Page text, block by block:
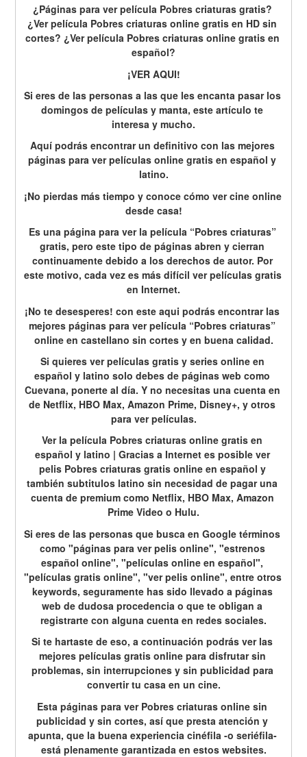
¿Páginas para ver película Pobres criaturas gratis?
¿Ver película Pobres criaturas online gratis en HD sin
cortes? ¿Ver película Pobres criaturas online gratis en
español?
¡VER AQUI!
Si eres de las personas a las que les encanta pasar los
domingos de películas y manta, este artículo te
interesa y mucho.
Aquí podrás encontrar un definitivo con las mejores
páginas para ver películas online gratis en español y
latino.
¡No pierdas más tiempo y conoce cómo ver cine online
desde casa!
Es una página para ver la película “Pobres criaturas”
gratis, pero este tipo de páginas abren y cierran
continuamente debido a los derechos de autor. Por
este motivo, cada vez es más difícil ver películas gratis
en Internet.
¡No te desesperes! con este aqui podrás encontrar las
mejores páginas para ver película “Pobres criaturas”
online en castellano sin cortes y en buena calidad.
Si quieres ver películas gratis y series online en
español y latino solo debes de páginas web como
Cuevana, ponerte al día. Y no necesitas una cuenta en
de Netflix, HBO Max, Amazon Prime, Disney+, y otros
para ver películas.
Ver la película Pobres criaturas online gratis en
español y latino | Gracias a Internet es posible ver
pelis Pobres criaturas gratis online en español y
también subtitulos latino sin necesidad de pagar una
cuenta de premium como Netflix, HBO Max, Amazon
Prime Video o Hulu.
Si eres de las personas que busca en Google términos
como "páginas para ver pelis online", "estrenos
español online", "películas online en español",
"películas gratis online", "ver pelis online", entre otros
keywords, seguramente has sido llevado a páginas
web de dudosa procedencia o que te obligan a
registrarte con alguna cuenta en redes sociales.
Si te hartaste de eso, a continuación podrás ver las
mejores películas gratis online para disfrutar sin
problemas, sin interrupciones y sin publicidad para
convertir tu casa en un cine.
Esta páginas para ver Pobres criaturas online sin
publicidad y sin cortes, así que presta atención y
apunta, que la buena experiencia cinéfila -o seriéfila-
está plenamente garantizada en estos websites.